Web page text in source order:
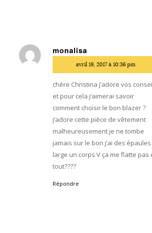
monalisa
avril 19, 2017 à 10:36 pm
chère Christina j’adore vos
et pour cela j’aimerai savoir
comment choisir le bon blazer ?
j’adore cette pièce de vêtement
malheureusement je ne tombe
jamais sur le bon j’ai des épaules
large un corps V ça me flatte pas
tout????
Répondre